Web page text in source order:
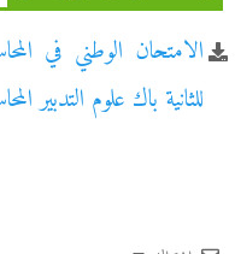
الامتحان الوطني في
للثانية باك علوم التدبير